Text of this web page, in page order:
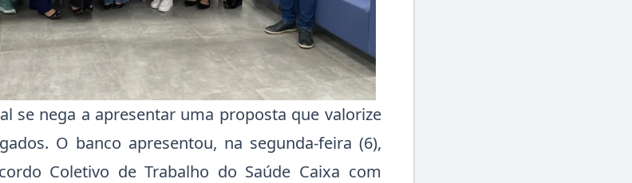
se nega a apresentar uma proposta que valorize
O banco apresentou, na segunda-feira (6),
Coletivo de Trabalho do Saúde Caixa com